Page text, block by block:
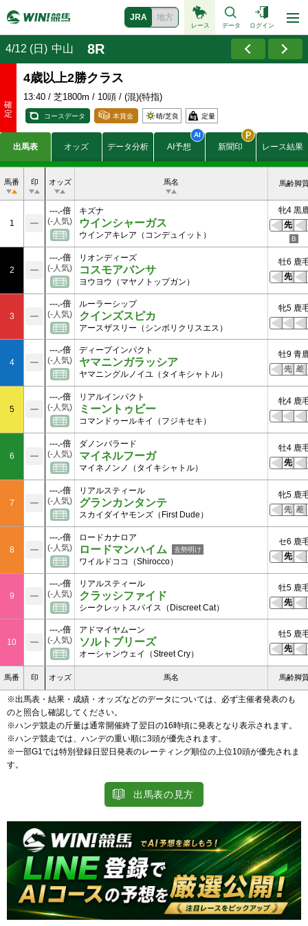
JRA 地方
レース データ ログイン
4/12 (日) 中山 8R
4歳以上2勝クラス
13:40 / 芝1800m / 10頭 / (混)(特指)
コースデータ 本賞金
(万円)
1190
480
300
付加賞金
(万円)
晴/芝良 定量
出馬表 オッズ データ分析 AI予想 新聞印 レース結果
馬番 印 オッズ 馬名 馬齢脚
1
---.-倍
(-人気)
キズナ
ウインシャーガス
ウインアキレア（コンデュイット）
牝4 黒
先
2
---.-倍
(-人気)
リオンディーズ
コスモアバンサ
ヨウヨウ（マヤノトップガン）
牡6 鹿
先
3
---.-倍
(-人気)
ルーラーシップ
クインズスピカ
アースザスリー（シンボリクリスエス）
牝5 鹿
4
---.-倍
(-人気)
ディープインパクト
ヤマニンガラッシア
ヤマニングルノイユ（タイキシャトル）
牡9 青
先 差
5
---.-倍
(-人気)
リアルインパクト
ミーントゥビー
コマンドゥールキイ（フジキセキ）
牝4 鹿
6
---.-倍
(-人気)
ダノンバラード
マイネルフーガ
マイネノンノ（タイキシャトル）
牡4 鹿
先
7
---.-倍
(-人気)
リアルスティール
グランカンタンテ
スカイダイヤモンズ（First Dude）
牝5 鹿
先 差
8
---.-倍
(-人気)
ロードカナロア
ロードマンハイム 去勢明け
ワイルドココ（Shirocco）
セ6 鹿
先
9
---.-倍
(-人気)
リアルスティール
クラッシファイド
シークレットスパイス（Discreet Cat）
牡5 鹿
先
10
---.-倍
(-人気)
アドマイヤムーン
ソルトブリーズ
オーシャンウェイ（Street Cry）
牡5 鹿
先
馬番 印 オッズ 馬名 馬齢脚
※出馬表・結果・成績・オッズなどのデータについては、必ず主催者発表のも
のと照合し確認してください。
※ハンデ競走の斤量は通常開催終了翌日の16時頃に発表となり表示されます。
※ハンデ競走では、ハンデの重い順に3頭が優先されます。
※一部G1では特別登録日翌日発表のレーティング順位の上位10頭が優先されま
す。
出馬表の見方